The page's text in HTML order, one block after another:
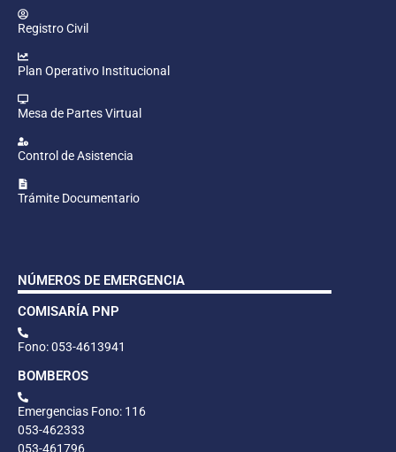
Registro Civil
Plan Operativo Institucional
Mesa de Partes Virtual
Control de Asistencia
Trámite Documentario
NÚMEROS DE EMERGENCIA
COMISARÍA PNP
Fono: 053-4613941
BOMBEROS
Emergencias Fono: 116
053-462333
053-461796